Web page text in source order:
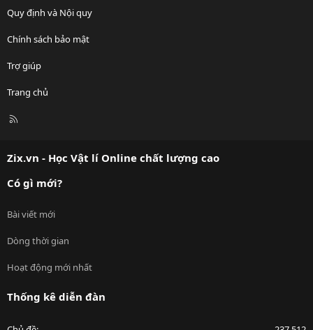
Quy định và Nội quy
Chính sách bảo mật
Trợ giúp
Trang chủ
R
Zix.vn - Học Vật lí Online chất lượng cao
Có gì mới?
Bài viết mới
Dòng thời gian
Hoạt động mới nhất
Thống kê diễn đàn